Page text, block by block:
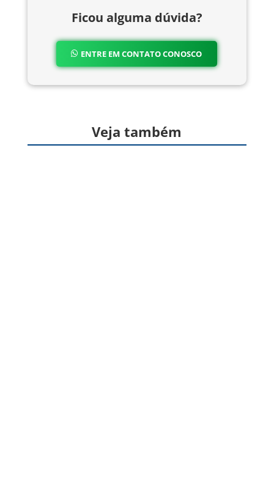
Ficou alguma dúvida?
ENTRE EM CONTATO CONOSCO
Veja também